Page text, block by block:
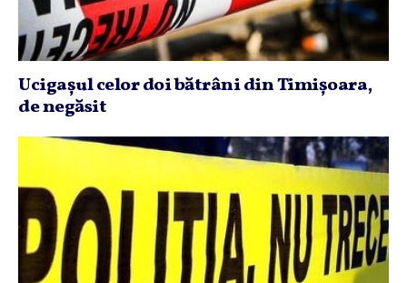
Ucigaşul celor doi bătrâni din Timişoara,
de negăsit